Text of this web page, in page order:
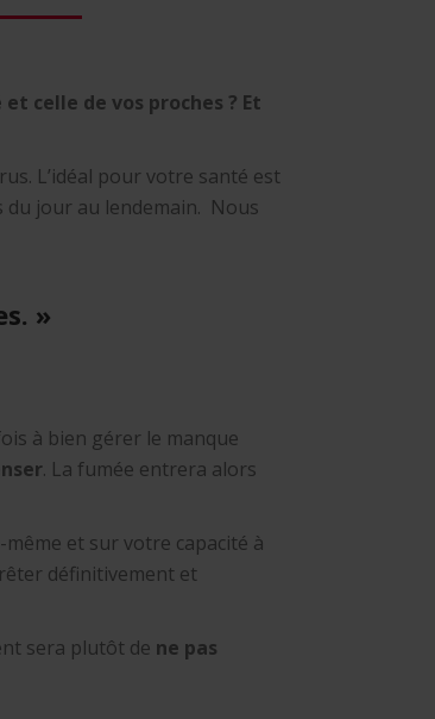
celle de vos proches ? Et
L’idéal pour votre santé est
du jour au lendemain. Nous
»
à bien gérer le manque
. La fumée entrera alors
et sur votre capacité à
définitivement et
sera plutôt de ne pas